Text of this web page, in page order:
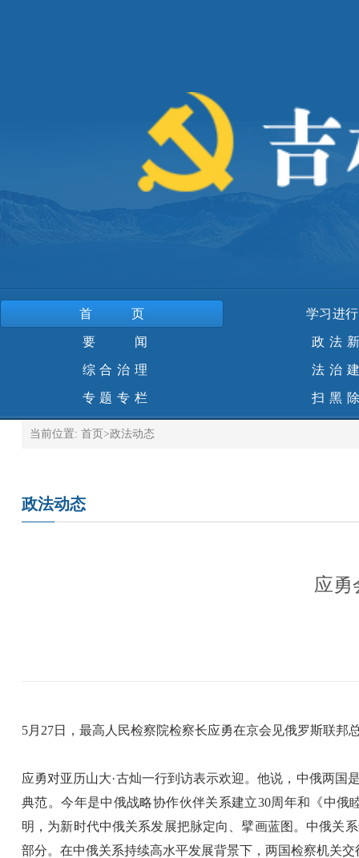
首页 学习进
要 闻 政法
综合治理 法治
专题专栏 扫黑
当前位置: 首页 >政法动态
政法动态
应勇
5月27日，最高人民检察院检察长应勇在京会见俄罗斯联邦
应勇对亚历山大·古灿一行到访表示欢迎。他说，中俄两
典范。今年是中俄战略协作伙伴关系建立30周年和《中
明，为新时代中俄关系发展把脉定向、擘画蓝图。中俄关
部分。在中俄关系持续高水平发展背景下，两国检察机关